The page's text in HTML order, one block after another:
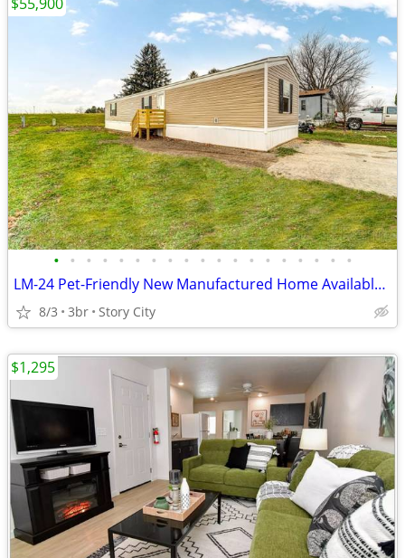
• • • • • • • • • • • • • • • • • • •
LM-24 Pet-Friendly New Manufactured Home Available for Sale!!
8/3 3br Story City
$1,295